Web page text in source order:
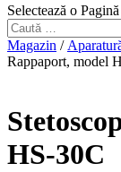
Selectează o Pagină
Magazin /
Rappaport, model
HS-30C